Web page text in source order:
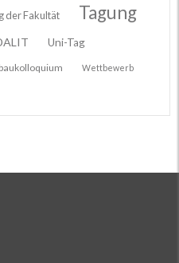
der Fakultät Tagung
Uni-Tag
Wettbewerb